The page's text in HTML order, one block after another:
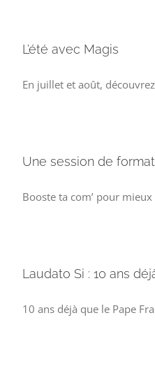
L’été avec Magis
En juillet et août,
Une session de
Booste ta com’ pour
Laudato Si : 10 ans
10 ans déjà que le Pape